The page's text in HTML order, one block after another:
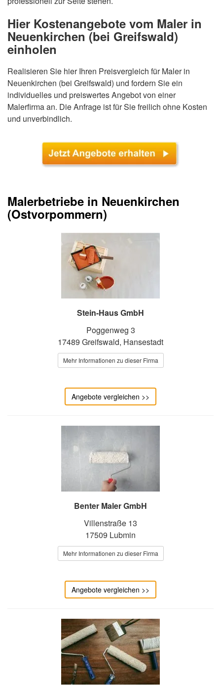
Hier Kostenangebote vom Maler in
Neuenkirchen (bei Greifswald)
einholen
Realisieren Sie hier Ihren Preisvergleich für Maler in
Neuenkirchen (bei Greifswald) und fordern Sie ein
individuelles und preiswertes Angebot von einer
Malerfirma an. Die Anfrage ist für Sie freilich ohne Kosten
und unverbindlich.
Malerbetriebe in Neuenkirchen
(Ostvorpommern)
Stein-Haus GmbH
Poggenweg 3
17489 Greifswald, Hansestadt
Mehr Informationen zu dieser Firma
Angebote vergleichen >>
Benter Maler GmbH
Villenstraße 13
17509 Lubmin
Mehr Informationen zu dieser Firma
Angebote vergleichen >>